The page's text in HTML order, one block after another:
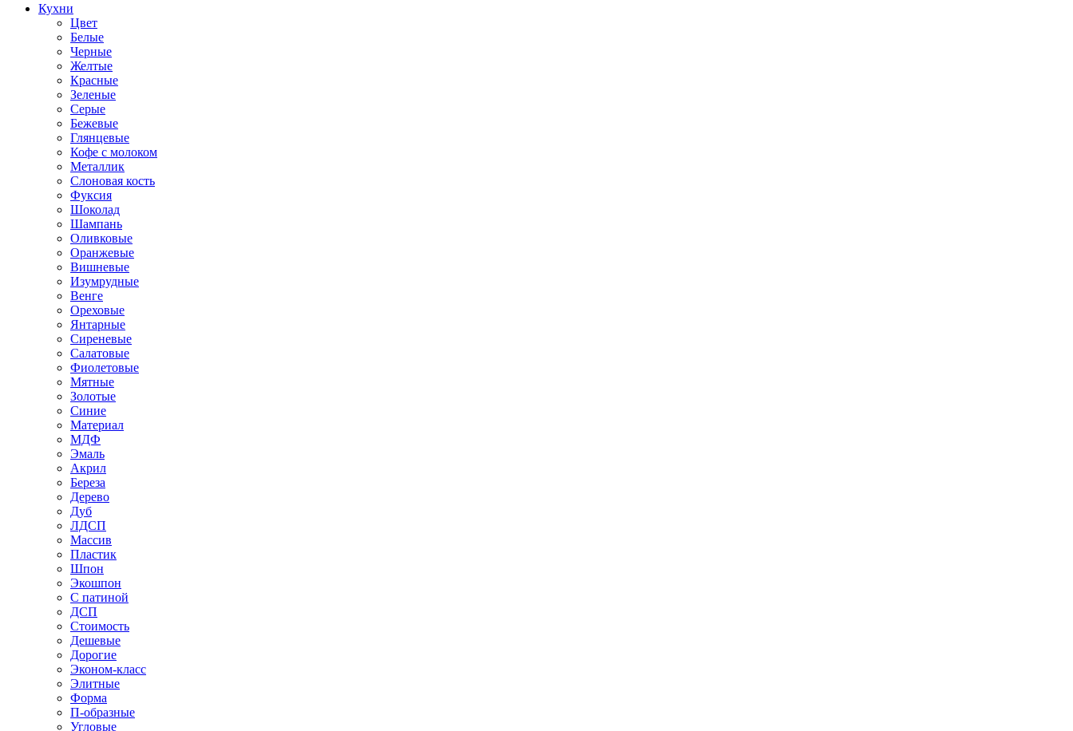
Кухни
Цвет
Белые
Черные
Желтые
Красные
Зеленые
Серые
Бежевые
Глянцевые
Кофе с молоком
Металлик
Слоновая кость
Фуксия
Шоколад
Шампань
Оливковые
Оранжевые
Вишневые
Изумрудные
Венге
Ореховые
Янтарные
Сиреневые
Салатовые
Фиолетовые
Мятные
Золотые
Синие
Материал
МДФ
Эмаль
Акрил
Береза
Дерево
Дуб
ЛДСП
Массив
Пластик
Шпон
Экошпон
С патиной
ДСП
Стоимость
Дешевые
Дорогие
Эконом-класс
Элитные
Форма
П-образные
Угловые